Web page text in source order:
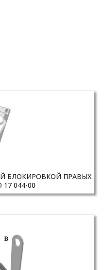
БЛОКИРОВКОЙ ПРАВЫХ
044-00